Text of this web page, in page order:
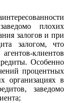
плохих
залогов и при
залогом, что
клиентов
Особенно
процентных
организациях в
заведомо